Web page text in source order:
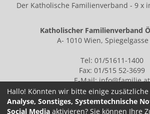
Der Katholische Familienverband - 9 x
Katholischer Familienverband
A- 1010 Wien,
Tel: 01/51611-1400
Fax: 01/515 52-3699
E-Mail:info@familie.at
Hallo! Könnten wir bitte einige
Analyse, Sonstiges, Systemtechnische
Social Media aktivieren? Sie können Ihre